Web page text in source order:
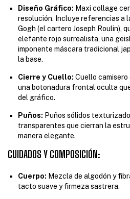
Diseño Gráfico: Maxi collage
resolución. Incluye referencias a
Gogh (el cartero Joseph Roulin),
elefante rojo surrealista, una
imponente máscara tradicional
la base.
Cierre y Cuello: Cuello
una botonadura frontal oculta
del gráfico.
Puños: Puños sólidos
transparentes que cierran la
manera elegante.
CUIDADOS Y COMPOSICIÓN:
Cuerpo: Mezcla de algodón y
tacto suave y firmeza sastrera.